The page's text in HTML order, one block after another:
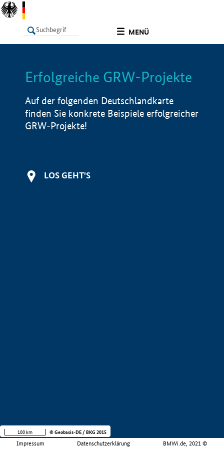
MENÜ
LISTE Info
Erfolgreiche GRW-Projekte
Auf der folgenden Deutschlandkarte
finden Sie konkrete Beispiele erfolgreicher
GRW-Projekte!
LOS GEHT'S
Impressum Datenschutzerklärung BMWi.de, 2021 ©
100 km © Geobasis-DE / BKG 2015